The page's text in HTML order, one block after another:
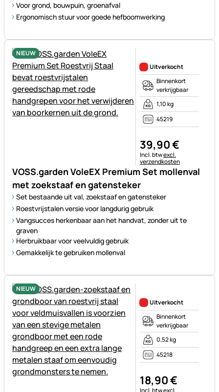
Voor grond, bouwpuin, groenafval
Ergonomisch stuur voor goede hefboomwerking
NIEUW
VOSS.garden VoleEX Premium Set mollenval
met zoekstaaf en gatensteker
Set bestaande uit val, zoekstaaf en gatensteker
Roestvrijstalen versie voor langdurig gebruik
Vangsucces herkenbaar aan het handvat, zonder uit te
graven
Herbruikbaar voor veelvuldig gebruik
Gemakkelijk te gebruiken mollenval
Uitverkocht
Binnenkort
verkrijgbaar
1,10 kg
45219
39,90€
Belastinginformatie:
Incl. btwexcl.
verzendkosten
NIEUW
Uitverkocht
Binnenkort
verkrijgbaar
0,52 kg
45218
18,90€
Belastinginformatie: